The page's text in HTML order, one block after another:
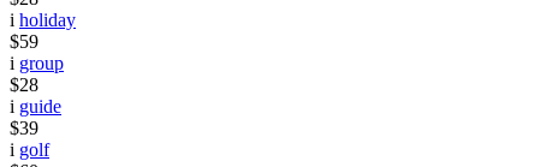
i holiday
$59
i group
$28
i guide
$39
i golf